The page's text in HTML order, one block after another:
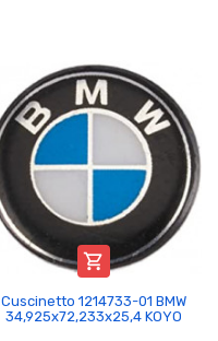

Cuscinetto 1214733-01 BMW
34,925x72,233x25,4 KOYO